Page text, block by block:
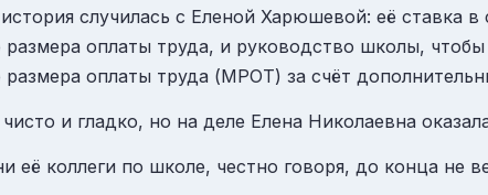
случилась с Еленой Харюшевой: её ставка
оплаты труда, и руководство школы,
размера оплаты труда (МРОТ) за счёт
и гладко, но на деле Елена Николаевна
её коллеги по школе, честно говоря, до конца не